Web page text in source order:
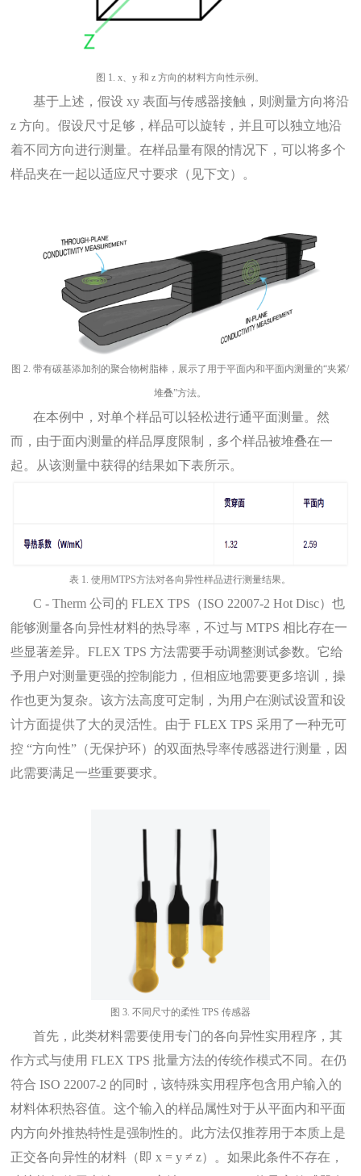
图 1. x、y 和 z 方向的材料方向性示例。
基于上述，假设 xy 表面与传感器接触，则测量方向将沿
z 方向。假设尺寸足够，样品可以旋转，并且可以独立地沿
着不同方向进行测量。在样品量有限的情况下，可以将多个
样品夹在一起以适应尺寸要求（见下文）。
图 2. 带有碳基添加剂的聚合物树脂棒，展示了用于平面内和平面内测量的“夹紧/
堆叠”方法。
在本例中，对单个样品可以轻松进行通平面测量。然
而，由于面内测量的样品厚度限制，多个样品被堆叠在一
起。从该测量中获得的结果如下表所示。
表 1. 使用MTPS方法对各向异性样品进行测量结果。
C - Therm 公司的 FLEX TPS（ISO 22007-2 Hot Disc）也
能够测量各向异性材料的热导率，不过与 MTPS 相比存在一
些显著差异。FLEX TPS 方法需要手动调整测试参数。它给
予用户对测量更强的控制能力，但相应地需要更多培训，操
作也更为复杂。该方法高度可定制，为用户在测试设置和设
计方面提供了大的灵活性。由于 FLEX TPS 采用了一种无可
控 “方向性”（无保护环）的双面热导率传感器进行测量，因
此需要满足一些重要要求。
图 3. 不同尺寸的柔性 TPS 传感器
首先，此类材料需要使用专门的各向异性实用程序，其
作方式与使用 FLEX TPS 批量方法的传统作模式不同。在仍
符合 ISO 22007-2 的同时，该特殊实用程序包含用户输入的
材料体积热容值。这个输入的样品属性对于从平面内和平面
内方向外推热特性是强制性的。此方法仅推荐用于本质上是
正交各向异性的材料（即 x = y ≠ z）。如果此条件不存在，